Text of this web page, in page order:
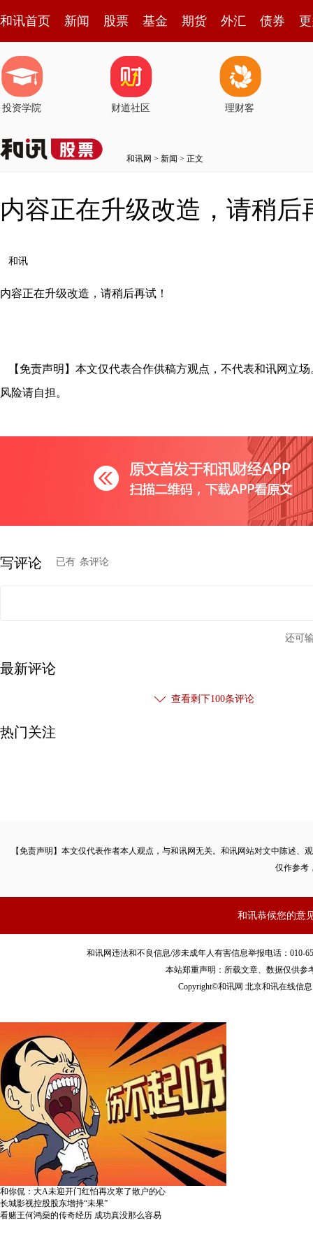
和讯首页 新闻 股票 基金 期货 外汇 债券
投资学院 财道社区 理财客
和讯网 > 新闻 > 正文
内容正在升级改造，请稍后
和讯
内容正在升级改造，请稍后再试！
【免责声明】本文仅代表合作供稿方观点，不代表和讯网立
风险请自担。
写评论 已有 条评论
还可
最新评论
查看剩下100条评论
热门关注
【免责声明】本文仅代表作者本人观点，与和讯网无关。和讯网站对文中陈述
仅作参考
和讯恭候您的意
和讯网违法和不良信息/涉未成年人有害信息举报电话：010-
本站郑重声明：所载文章、数据仅供参
Copyright©和讯网 北京和讯在线信
和你侃：大A未迎开门红怕再次寒了散户的心
长城影视控股股东增持“未果”
看赌王何鸿燊的传奇经历 成功真没那么容易